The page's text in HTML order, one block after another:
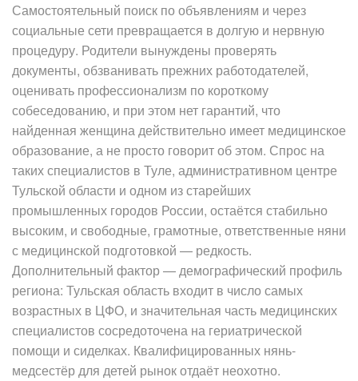
Самостоятельный поиск по объявлениям и через
социальные сети превращается в долгую и нервную
процедуру. Родители вынуждены проверять
документы, обзванивать прежних работодателей,
оценивать профессионализм по короткому
собеседованию, и при этом нет гарантий, что
найденная женщина действительно имеет медицинское
образование, а не просто говорит об этом. Спрос на
таких специалистов в Туле, административном центре
Тульской области и одном из старейших
промышленных городов России, остаётся стабильно
высоким, и свободные, грамотные, ответственные няни
с медицинской подготовкой — редкость.
Дополнительный фактор — демографический профиль
региона: Тульская область входит в число самых
возрастных в ЦФО, и значительная часть медицинских
специалистов сосредоточена на гериатрической
помощи и сиделках. Квалифицированных нянь-
медсестёр для детей рынок отдаёт неохотно.